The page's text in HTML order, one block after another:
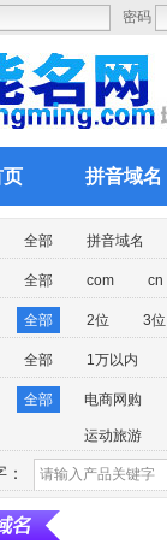
密码
页 拼音域名
全部 拼音域名
全部 com cn
全部 2位 3位
全部 1万以内
全部 电商网购
运动旅游